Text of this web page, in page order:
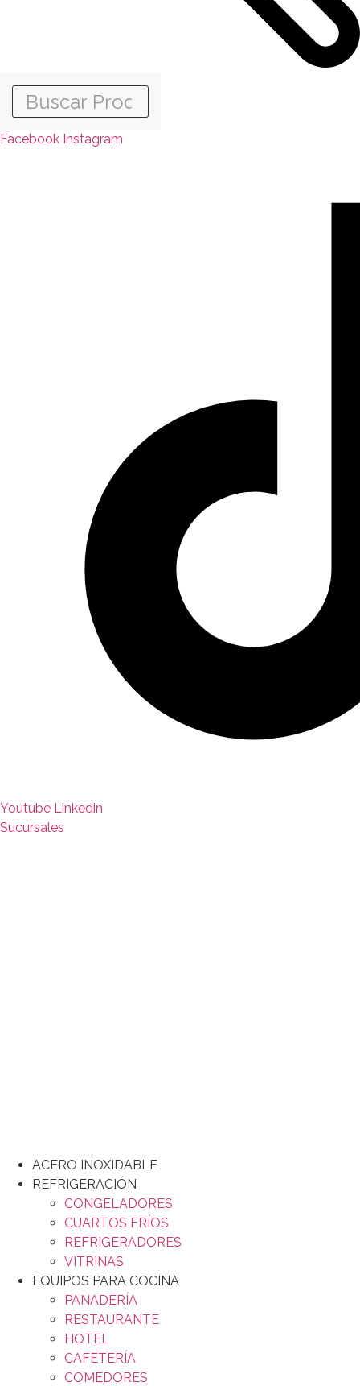
Facebook Instagram
Youtube Linkedin
Sucursales
ACERO INOXIDABLE
REFRIGERACIÓN
CONGELADORES
CUARTOS FRÍOS
REFRIGERADORES
VITRINAS
EQUIPOS PARA COCINA
PANADERÍA
RESTAURANTE
HOTEL
CAFETERÍA
COMEDORES